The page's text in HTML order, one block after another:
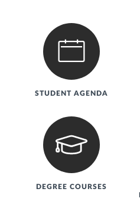
Servizi utili
STUDENT AGENDA
DEGREE COURSES